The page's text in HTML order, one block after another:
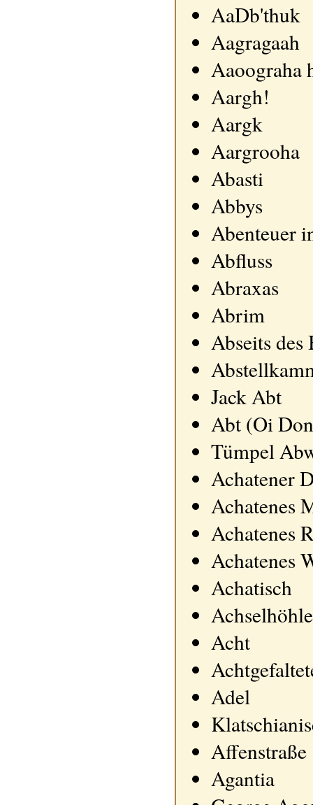
AaDb'thuk
Aagragaah
Aaoograha
Aargh!
Aargk
Aargrooha
Abasti
Abbys
Abenteuer
Abfluss
Abraxas
Abrim
Abseits des
Jack Abt
Abt (Oi
Tümpel
Achatener
Achatenes
Achatenes
Achatenes
Achatisch
Achselhöhle
Acht
Adel
Affenstraße
Agantia